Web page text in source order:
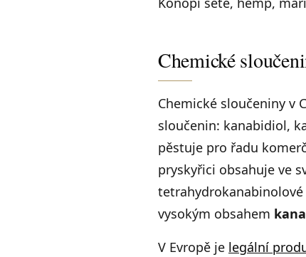
Chemické
Chemické sloučeniny v
sloučenin: kanabidiol,
pěstuje pro řadu
pryskyřici obsahuje ve
tetrahydrokanabinolové
vysokým obsahem
V Evropě je legální